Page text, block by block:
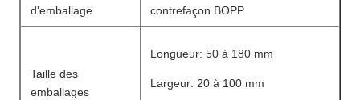
d'emballage
contrefaçon BOPP
Taille des
emballages
Longueur: 50 à 180 mm
Largeur: 20 à 100 mm